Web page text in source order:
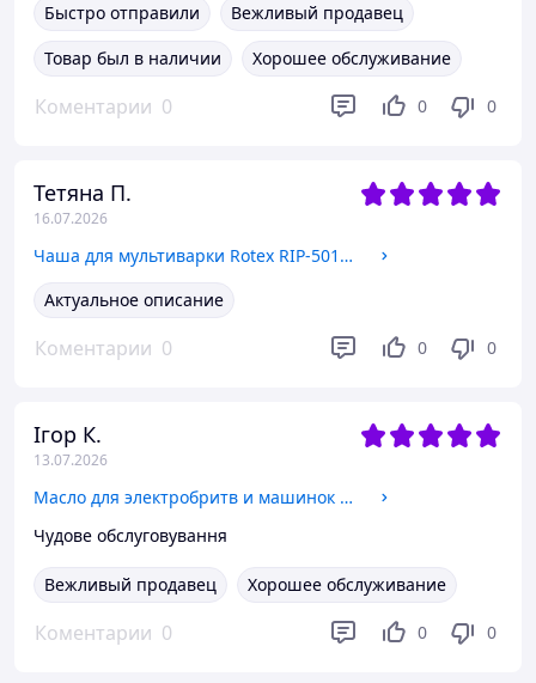
Быстро отправили
Вежливый продавец
Товар был в наличии
Хорошее обслуживание
Коментарии 0 0 0
Тетяна П.
16.07.2026
Чаша для мультиварки Rotex RIP-5018 С (керамическая) (для REPC53/55/56,57/58,72/73,75/76,78)
Актуальное описание
Коментарии 0 0 0
Ігор К.
13.07.2026
Масло для электробритв и машинок для стрижки
Чудове обслуговування
Вежливый продавец Хорошее обслуживание
Коментарии 0 0 0